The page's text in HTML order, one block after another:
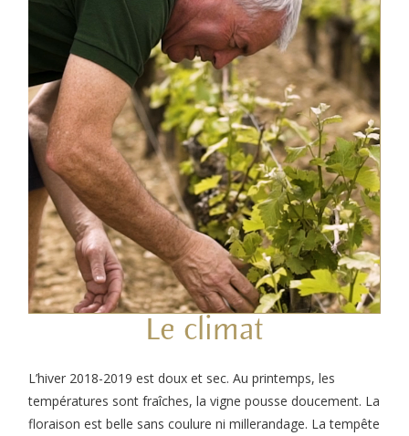
Le climat
L’hiver 2018-2019 est doux et sec. Au printemps, les
températures sont fraîches, la vigne pousse doucement. La
floraison est belle sans coulure ni millerandage. La tempête